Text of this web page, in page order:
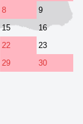
8
9
15
16
22
23
29
30